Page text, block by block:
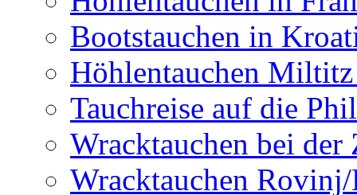
Bootstauchen in
Höhlentauchen
Tauchreise auf die
Wracktauchen bei der
Wracktauchen